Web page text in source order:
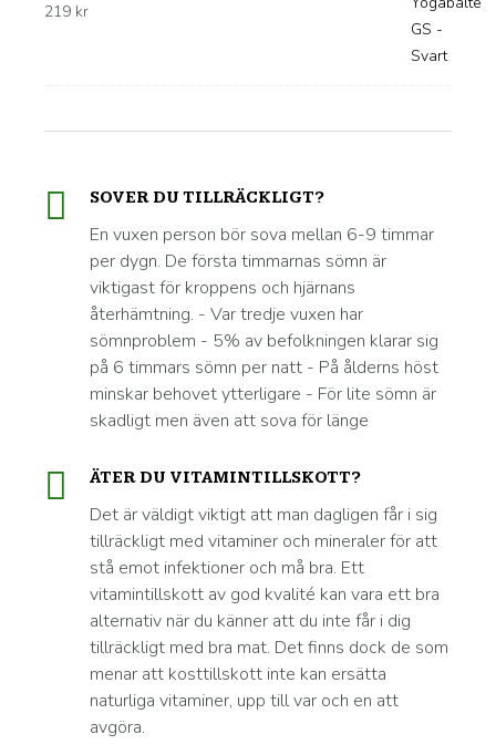
219 kr
SOVER DU TILLRÄCKLIGT?
En vuxen person bör sova mellan 6-9 timmar
per dygn. De första timmarnas sömn är
viktigast för kroppens och hjärnans
återhämtning. - Var tredje vuxen har
sömnproblem - 5% av befolkningen klarar sig
på 6 timmars sömn per natt - På ålderns höst
minskar behovet ytterligare - För lite sömn är
skadligt men även att sova för länge
ÄTER DU VITAMINTILLSKOTT?
Det är väldigt viktigt att man dagligen får i sig
tillräckligt med vitaminer och mineraler för att
stå emot infektioner och må bra. Ett
vitamintillskott av god kvalité kan vara ett bra
alternativ när du känner att du inte får i dig
tillräckligt med bra mat. Det finns dock de som
menar att kosttillskott inte kan ersätta
naturliga vitaminer, upp till var och en att
avgöra.